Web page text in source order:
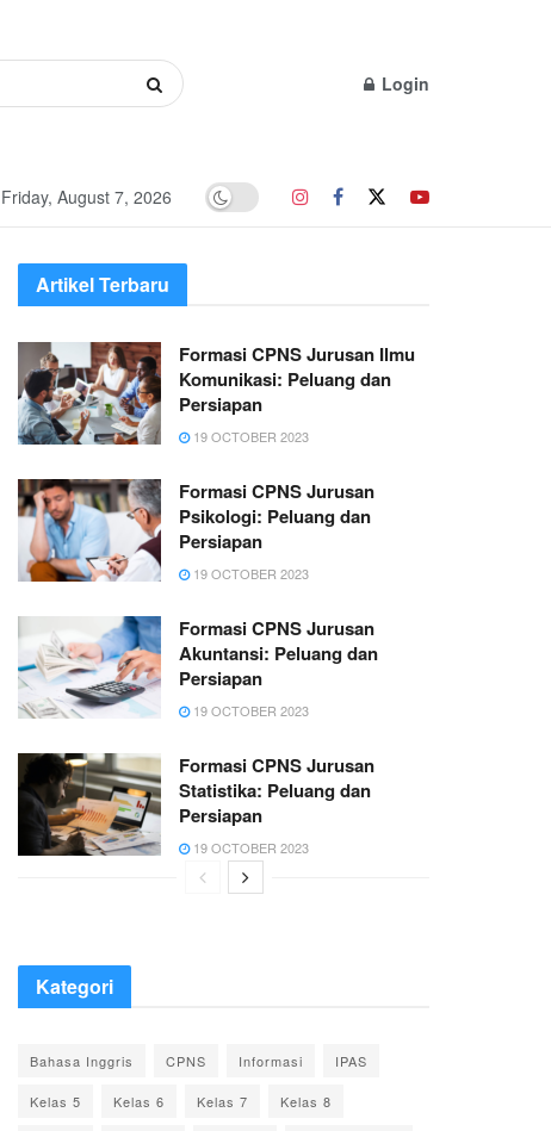
Login
Friday, August 7, 2026
Artikel Terbaru
Formasi CPNS Jurusan Ilmu
Komunikasi: Peluang dan
Persiapan
19 OCTOBER 2023
Formasi CPNS Jurusan
Psikologi: Peluang dan
Persiapan
19 OCTOBER 2023
Formasi CPNS Jurusan
Akuntansi: Peluang dan
Persiapan
19 OCTOBER 2023
Formasi CPNS Jurusan
Statistika: Peluang dan
Persiapan
19 OCTOBER 2023
Kategori
Bahasa Inggris CPNS Informasi IPAS
Kelas 5 Kelas 6 Kelas 7 Kelas 8